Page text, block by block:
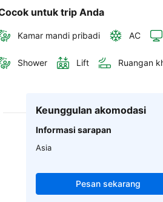
untuk trip Anda
Kamar mandi pribadi AC
Shower Lift Ruangan
Keunggulan akomodasi
Informasi sarapan
Asia
Pesan sekarang